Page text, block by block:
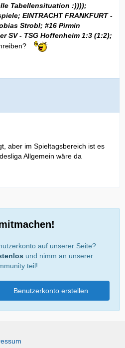
Tabellensituation :))));
EINTRACHT FRANKFURT -
Strobl; #16 Pirmin
SV - TSG Hoffenheim 1:3 (1:2);
aber im Spieltagsbereich ist es
Allgemein wäre da
auf unserer Seite?
und nimm an unserer
teil!
Benutzerkonto erstellen